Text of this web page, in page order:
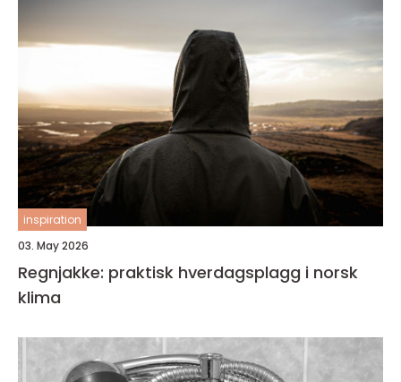
inspiration
03. May 2026
Regnjakke: praktisk hverdagsplagg i norsk
klima